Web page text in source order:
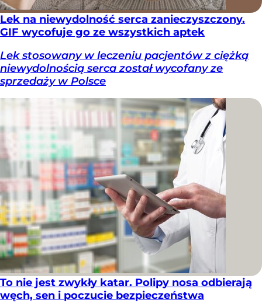
Lek na niewydolność serca zanieczyszczony.
GIF wycofuje go ze wszystkich aptek
Lek stosowany w leczeniu pacjentów z ciężką
niewydolnością serca został wycofany ze
sprzedaży w Polsce
To nie jest zwykły katar. Polipy nosa odbierają
węch, sen i poczucie bezpieczeństwa